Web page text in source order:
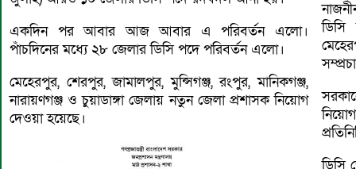
একদিন পর আবার আজ আবার এ পরিবর্তন এলো।
পাঁচদিনের মধ্যে ২৮ জেলার ডিসি পদে পরিবর্তন এলো।
মেহেরপুর, শেরপুর, জামালপুর, মুন্সিগঞ্জ, রংপুর, মানিকগঞ্জ,
নারায়ণগঞ্জ ও চুয়াডাঙ্গা জেলায় নতুন জেলা প্রশাসক নিয়োগ
দেওয়া হয়েছে।
ডিসি